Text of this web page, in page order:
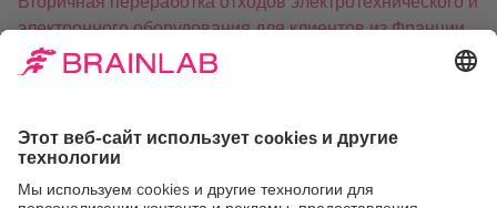
электронного оборудования для клиентов из Франции
Вторичная переработка отходов электротехнического и
(на французском языке)
Вторичная переработка отходов электротехнического и
электронного оборудования для клиентов из Ирландии